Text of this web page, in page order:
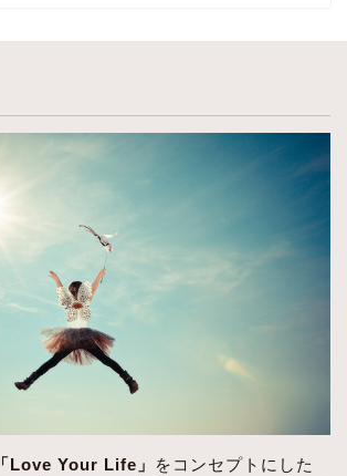
「Love Your Life」
をコンセプトにした